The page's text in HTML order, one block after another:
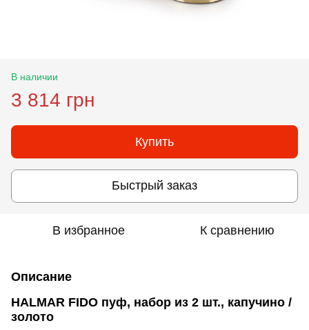
В наличии
3 814 грн
Купить
Быстрый заказ
В избранное К сравнению
Описание
HALMAR FIDO пуф, набор из 2 шт., капучино /
золото